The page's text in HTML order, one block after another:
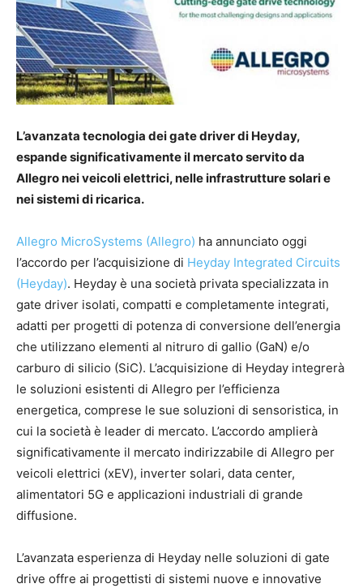
L’avanzata tecnologia dei gate driver di Heyday,
espande significativamente il mercato servito da
Allegro nei veicoli elettrici, nelle infrastrutture solari e
nei sistemi di ricarica.
Allegro MicroSystems (Allegro) ha annunciato oggi
l’accordo per l’acquisizione di Heyday Integrated Circuits
(Heyday). Heyday è una società privata specializzata in
gate driver isolati, compatti e completamente integrati,
adatti per progetti di potenza di conversione dell’energia
che utilizzano elementi al nitruro di gallio (GaN) e/o
carburo di silicio (SiC). L’acquisizione di Heyday integrerà
le soluzioni esistenti di Allegro per l’efficienza
energetica, comprese le sue soluzioni di sensoristica, in
cui la società è leader di mercato. L’accordo amplierà
significativamente il mercato indirizzabile di Allegro per
veicoli elettrici (xEV), inverter solari, data center,
alimentatori 5G e applicazioni industriali di grande
diffusione.
L’avanzata esperienza di Heyday nelle soluzioni di gate
drive offre ai progettisti di sistemi nuove e innovative